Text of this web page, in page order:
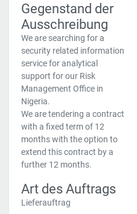
Gegenstand der
Ausschreibung
We are searching for a
security related information
service for analytical
support for our Risk
Management Office in
Nigeria.
We are tendering a contract
with a fixed term of 12
months with the option to
extend this contract by a
further 12 months.
Art des Auftrags
Lieferauftrag